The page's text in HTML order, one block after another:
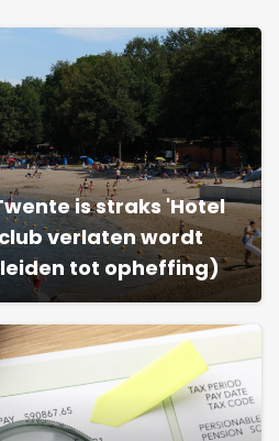
is straks 'Hotel
verlaten wordt
tot opheffing)